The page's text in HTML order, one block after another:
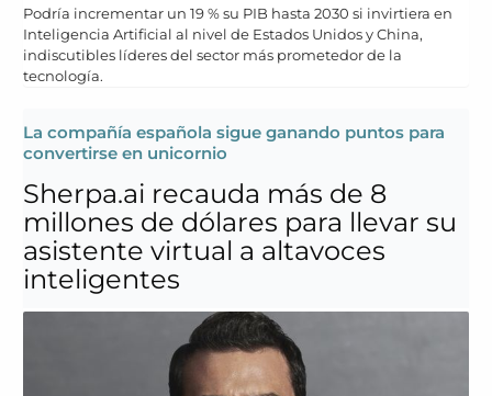
Podría incrementar un 19 % su PIB hasta 2030 si invirtiera en
Inteligencia Artificial al nivel de Estados Unidos y China,
indiscutibles líderes del sector más prometedor de la
tecnología.
La compañía española sigue ganando puntos para
convertirse en unicornio
Sherpa.ai recauda más de 8
millones de dólares para llevar su
asistente virtual a altavoces
inteligentes